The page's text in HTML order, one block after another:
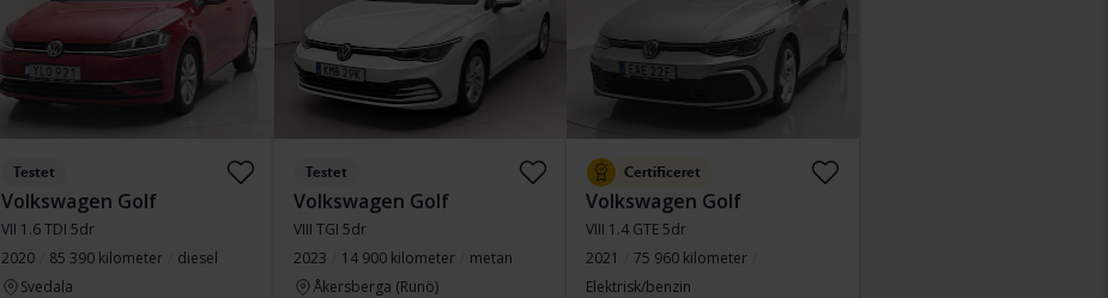
Testet
Volkswagen Golf
VII 1.6 TDI 5dr
2020
85 390 kilometer
diesel
Svedala
Testet
Volkswagen Golf
VIII TGI 5dr
2023
14 900 kilometer
metan
Åkersberga (Runö)
Certificeret
Volkswagen Golf
VIII 1.4 GTE 5dr
2021
75 960 kilometer
Elektrisk/benzin